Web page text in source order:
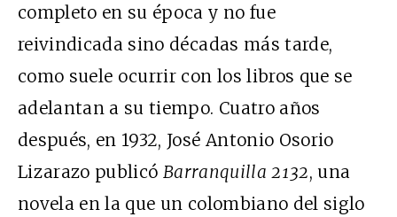
completo en su época y no fue
reivindicada sino décadas más tarde,
como suele ocurrir con los libros que se
adelantan a su tiempo. Cuatro años
después, en 1932, José Antonio Osorio
Lizarazo publicó Barranquilla 2132, una
novela en la que un colombiano del siglo